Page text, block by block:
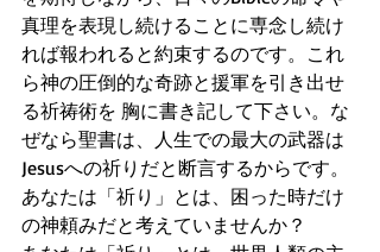
真理を表現し続けることに専念し続け
れば報われると約束するのです。これ
ら神の圧倒的な奇跡と援軍を引き出せ
る祈祷術を 胸に書き記して下さい。な
ぜなら聖書は、人生での最大の武器は
Jesusへの祈りだと断言するからです。
あなたは「祈り」とは、困った時だけ
の神頼みだと考えていませんか？